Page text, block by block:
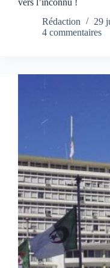
Rédaction
29
4 commentaires